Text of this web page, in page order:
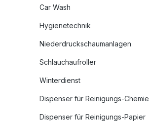
Car Wash
Hygienetechnik
Niederdruckschaumanlagen
Schlauchaufroller
Winterdienst
Dispenser für Reinigungs-Chemie
Dispenser für Reinigungs-Papier